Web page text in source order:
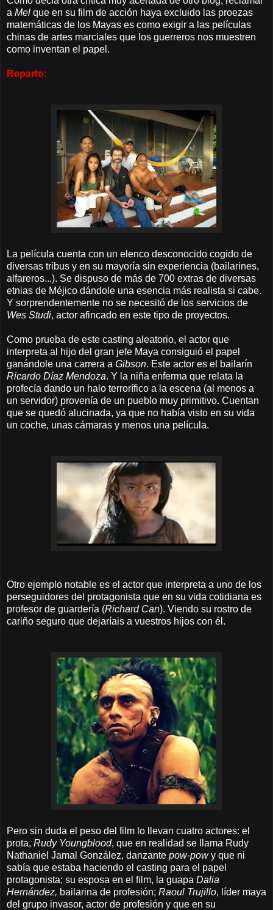
a Mel que en su film de acción haya excluido las proezas
matemáticas de los Mayas es como exigir a las películas
chinas de artes marciales que los guerreros nos muestren
como inventan el papel.
Reparto:
La película cuenta con un elenco desconocido cogido de
diversas tribus y en su mayoría sin experiencia (bailarines,
alfareros...). Se dispuso de más de 700 extras de diversas
etnias de Méjico dándole una esencia más realista si cabe.
Y sorprendentemente no se necesitó de los servicios de
Wes Studi, actor afincado en este tipo de proyectos.
Como prueba de este casting aleatorio, el actor que
interpreta al hijo del gran jefe Maya consiguió el papel
ganándole una carrera a Gibson. Este actor es el bailarín
Ricardo Díaz Mendoza. Y la niña enferma que relata la
profecía dando un halo terrorífico a la escena (al menos a
un servidor) provenía de un pueblo muy primitivo. Cuentan
que se quedó alucinada, ya que no había visto en su vida
un coche, unas cámaras y menos una película.
Otro ejemplo notable es el actor que interpreta a uno de los
perseguidores del protagonista que en su vida cotidiana es
profesor de guardería (Richard Can). Viendo su rostro de
cariño seguro que dejaríais a vuestros hijos con él.
Pero sin duda el peso del film lo llevan cuatro actores: el
prota, Rudy Youngblood, que en realidad se llama Rudy
Nathaniel Jamal González, danzante pow-powy que ni
sabía que estaba haciendo el casting para el papel
protagonista; su esposa en el film, la guapa Dalia
Hernández, bailarina de profesión; Raoul Trujillo, líder maya
del grupo invasor, actor de profesión y que en su